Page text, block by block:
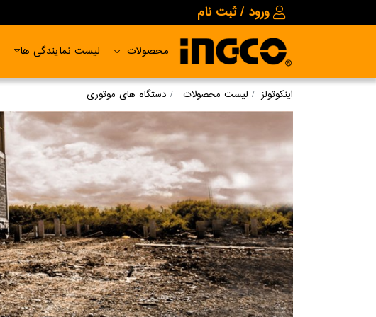
ورود / ثبت نام
محصولات لیست نمایندگی ها
اینکوتولز لیست محصولات دستگاه های موتوری